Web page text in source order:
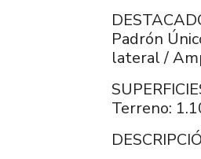
Padrón
lateral /
Terreno: